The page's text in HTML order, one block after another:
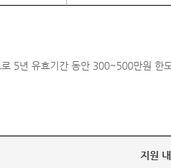
5년 유효기간 동안 300~500만원 한
지원